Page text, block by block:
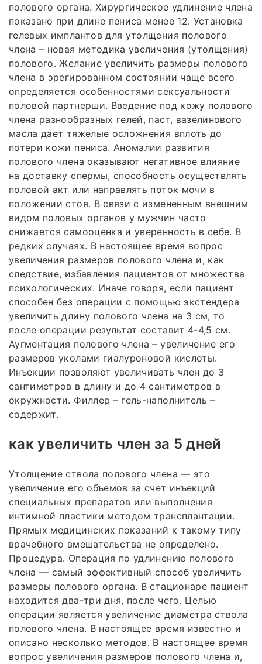
полового органа. Хирургическое удлинение члена
показано при длине пениса менее 12. Установка
гелевых имплантов для утолщения полового
члена – новая методика увеличения (утолщения)
полового. Желание увеличить размеры полового
члена в эрегированном состоянии чаще всего
определяется особенностями сексуальности
половой партнерши. Введение под кожу полового
члена разнообразных гелей, паст, вазелинового
масла дает тяжелые осложнения вплоть до
потери кожи пениса. Аномалии развития
полового члена оказывают негативное влияние
на доставку спермы, способность осуществлять
половой акт или направлять поток мочи в
положении стоя. В связи с измененным внешним
видом половых органов у мужчин часто
снижается самооценка и уверенность в себе. В
редких случаях. В настоящее время вопрос
увеличения размеров полового члена и, как
следствие, избавления пациентов от множества
психологических. Иначе говоря, если пациент
способен без операции с помощью экстендера
увеличить длину полового члена на 3 см, то
после операции результат составит 4-4,5 см.
Аугментация полового члена – увеличение его
размеров уколами гиалуроновой кислоты.
Инъекции позволяют увеличивать член до 3
сантиметров в длину и до 4 сантиметров в
окружности. Филлер – гель-наполнитель –
содержит.
как увеличить член за 5 дней
Утолщение ствола полового члена — это
увеличение его объемов за счет инъекций
специальных препаратов или выполнения
интимной пластики методом трансплантации.
Прямых медицинских показаний к такому типу
врачебного вмешательства не определено.
Процедура. Операция по удлинению полового
члена — самый эффективный способ увеличить
размеры полового органа. В стационаре пациент
находится два-три дня, после чего. Целью
операции является увеличение диаметра ствола
полового члена. В настоящее время известно и
описано несколько методов. В настоящее время
вопрос увеличения размеров полового члена и,